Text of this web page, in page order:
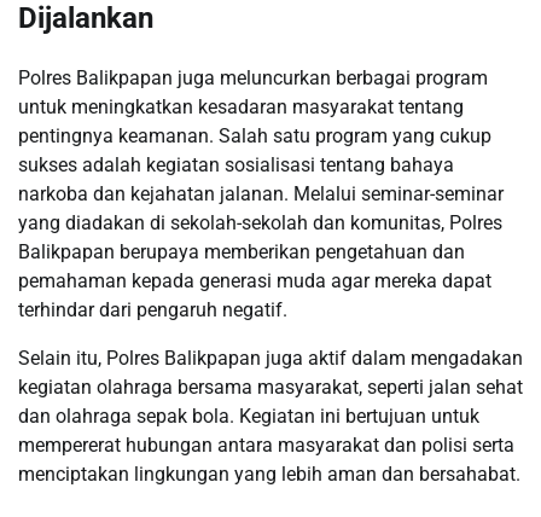
Dijalankan
Polres Balikpapan juga meluncurkan berbagai program
untuk meningkatkan kesadaran masyarakat tentang
pentingnya keamanan. Salah satu program yang cukup
sukses adalah kegiatan sosialisasi tentang bahaya
narkoba dan kejahatan jalanan. Melalui seminar-seminar
yang diadakan di sekolah-sekolah dan komunitas, Polres
Balikpapan berupaya memberikan pengetahuan dan
pemahaman kepada generasi muda agar mereka dapat
terhindar dari pengaruh negatif.
Selain itu, Polres Balikpapan juga aktif dalam mengadakan
kegiatan olahraga bersama masyarakat, seperti jalan sehat
dan olahraga sepak bola. Kegiatan ini bertujuan untuk
mempererat hubungan antara masyarakat dan polisi serta
menciptakan lingkungan yang lebih aman dan bersahabat.